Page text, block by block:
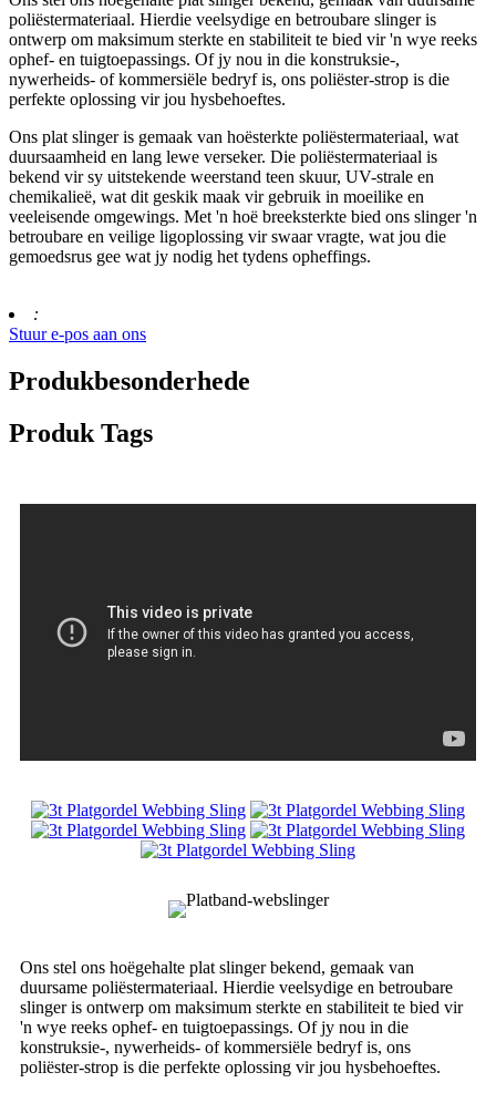
poliëstermateriaal. Hierdie veelsydige en betroubare slinger is
ontwerp om maksimum sterkte en stabiliteit te bied vir 'n wye reeks
ophef- en tuigtoepassings. Of jy nou in die konstruksie-,
nywerheids- of kommersiële bedryf is, ons poliëster-strop is die
perfekte oplossing vir jou hysbehoeftes.
Ons plat slinger is gemaak van hoësterkte poliëstermateriaal, wat
duursaamheid en lang lewe verseker. Die poliëstermateriaal is
bekend vir sy uitstekende weerstand teen skuur, UV-strale en
chemikalieë, wat dit geskik maak vir gebruik in moeilike en
veeleisende omgewings. Met 'n hoë breeksterkte bied ons slinger 'n
betroubare en veilige ligoplossing vir swaar vragte, wat jou die
gemoedsrus gee wat jy nodig het tydens opheffings.
:
Stuur e-pos aan ons
Produkbesonderhede
Produk Tags
Ons stel ons hoëgehalte plat slinger bekend, gemaak van
duursame poliëstermateriaal. Hierdie veelsydige en betroubare
slinger is ontwerp om maksimum sterkte en stabiliteit te bied vir
'n wye reeks ophef- en tuigtoepassings. Of jy nou in die
konstruksie-, nywerheids- of kommersiële bedryf is, ons
poliëster-strop is die perfekte oplossing vir jou hysbehoeftes.